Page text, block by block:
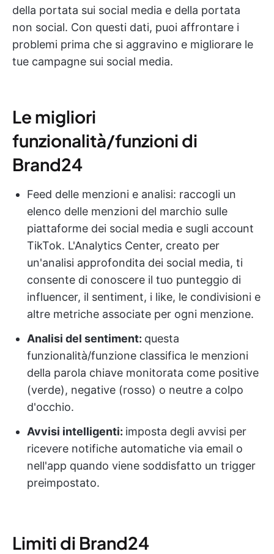
della portata sui social media e della portata
non social. Con questi dati, puoi affrontare i
problemi prima che si aggravino e migliorare le
tue campagne sui social media.
Le migliori
funzionalità/funzioni di
Brand24
Feed delle menzioni e analisi: raccogli un
elenco delle menzioni del marchio sulle
piattaforme dei social media e sugli account
TikTok. L'Analytics Center, creato per
un'analisi approfondita dei social media, ti
consente di conoscere il tuo punteggio di
influencer, il sentiment, i like, le condivisioni e
altre metriche associate per ogni menzione.
Analisi del sentiment: questa
funzionalità/funzione classifica le menzioni
della parola chiave monitorata come positive
(verde), negative (rosso) o neutre a colpo
d'occhio.
Avvisi intelligenti: imposta degli avvisi per
ricevere notifiche automatiche via email o
nell'app quando viene soddisfatto un trigger
preimpostato.
Limiti di Brand24